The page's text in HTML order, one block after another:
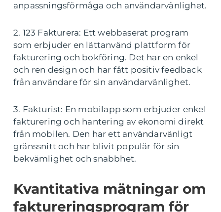
anpassningsförmåga och användarvänlighet.
2. 123 Fakturera: Ett webbaserat program
som erbjuder en lättanvänd plattform för
fakturering och bokföring. Det har en enkel
och ren design och har fått positiv feedback
från användare för sin användarvänlighet.
3. Fakturist: En mobilapp som erbjuder enkel
fakturering och hantering av ekonomi direkt
från mobilen. Den har ett användarvänligt
gränssnitt och har blivit populär för sin
bekvämlighet och snabbhet.
Kvantitativa mätningar om
faktureringsprogram för